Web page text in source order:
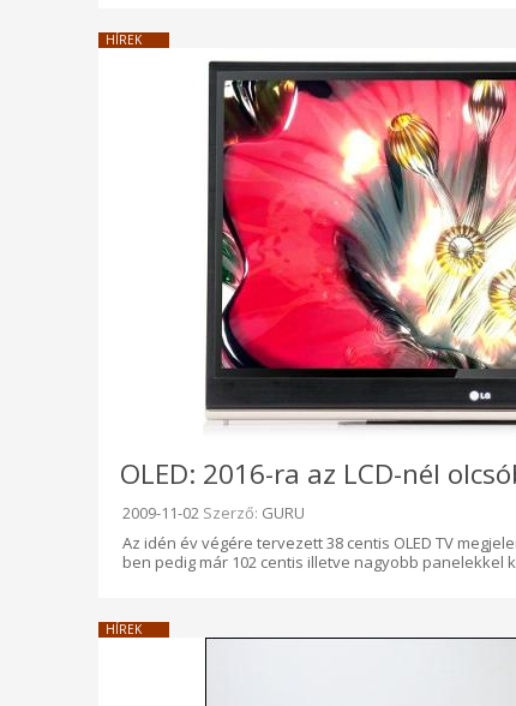
HÍREK
OLED: 2016-ra az LCD-nél
Beküldve:
2009-11-02 Szerző: GURU
Az idén év végére tervezett 38 centis OLED TV
ben pedig már 102 centis illetve nagyobb panelekkel
HÍREK